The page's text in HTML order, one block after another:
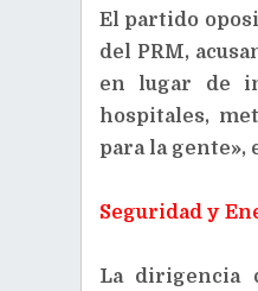
El partido
del PRM,
en lugar de
hospitales,
para la gente»,
Seguridad y
La dirigencia